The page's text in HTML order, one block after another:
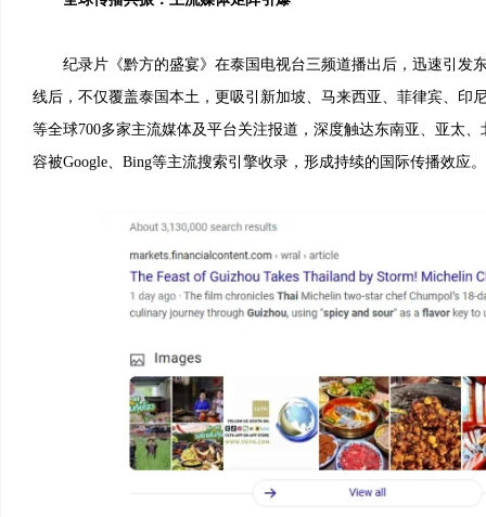
纪录片《黔方的盛宴》在泰国电视台三频道播出后，迅速引发
线后，不仅覆盖泰国本土，更吸引新加坡、马来西亚、菲律宾、印
等全球700多家主流媒体及平台关注报道，深度触达东南亚、亚太
容被Google、Bing等主流搜索引擎收录，形成持续的国际传播效应。